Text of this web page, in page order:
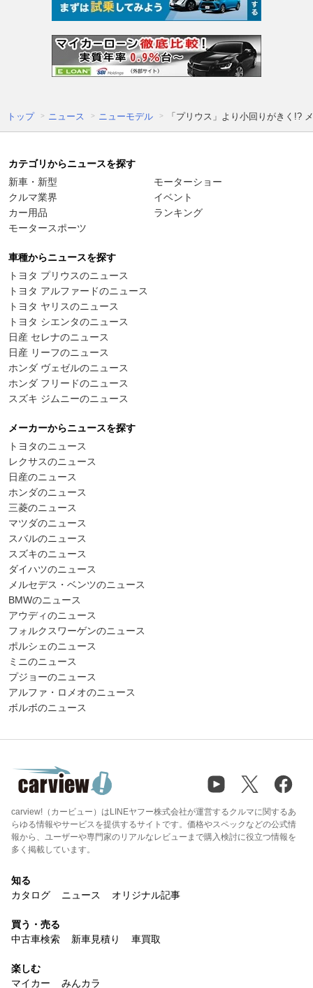
トップ ニュース ニューモデル 「プリウス」より小回りがきく!?
カテゴリからニュースを探す
新車・新型
クルマ業界
カー用品
モータースポーツ
モーターショー
イベント
ランキング
車種からニュースを探す
トヨタ プリウスのニュース
トヨタ アルファードのニュース
トヨタ ヤリスのニュース
トヨタ シエンタのニュース
日産 セレナのニュース
日産 リーフのニュース
ホンダ ヴェゼルのニュース
ホンダ フリードのニュース
スズキ ジムニーのニュース
メーカーからニュースを探す
トヨタのニュース
レクサスのニュース
日産のニュース
ホンダのニュース
三菱のニュース
マツダのニュース
スバルのニュース
スズキのニュース
ダイハツのニュース
メルセデス・ベンツのニュース
BMWのニュース
アウディのニュース
フォルクスワーゲンのニュース
ポルシェのニュース
ミニのニュース
プジョーのニュース
アルファ・ロメオのニュース
ボルボのニュース
carview!（カービュー）はLINEヤフー株式会社が運営するクルマに関するあ
らゆる情報やサービスを提供するサイトです。価格やスペックなどの公式情
報から、ユーザーや専門家のリアルなレビューまで購入検討に役立つ情報を
多く掲載しています。
知る
カタログ
ニュース オリジナル記事
買う・売る
中古車検索
新車見積り 車買取
楽しむ
マイカー
みんカラ